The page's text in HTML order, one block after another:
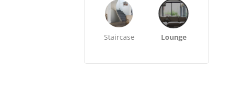
Staircase Lounge